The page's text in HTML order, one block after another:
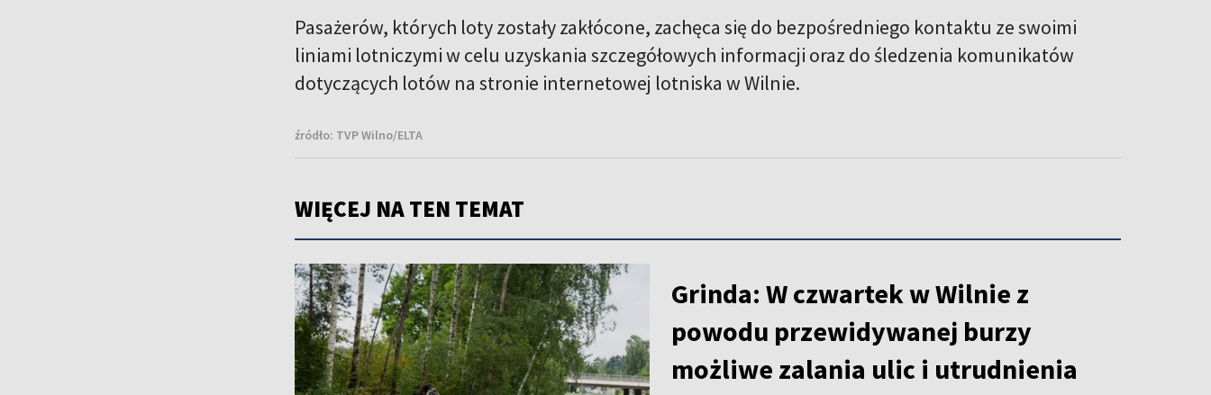
Pasażerów, których loty zostały zakłócone, zachęca się do bezpośredniego kontaktu ze swoimi
liniami lotniczymi w celu uzyskania szczegółowych informacji oraz do śledzenia komunikatów
dotyczących lotów na stronie internetowej lotniska w Wilnie.
źródło: TVP Wilno/ELTA
WIĘCEJ NA TEN TEMAT
Grinda: W czwartek w Wilnie z
powodu przewidywanej burzy
możliwe zalania ulic i utrudnienia